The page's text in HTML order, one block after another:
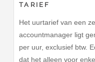
TARIEF
Het uurtarief van een
accountmanager ligt
per uur, exclusief btw.
dat het alleen voor